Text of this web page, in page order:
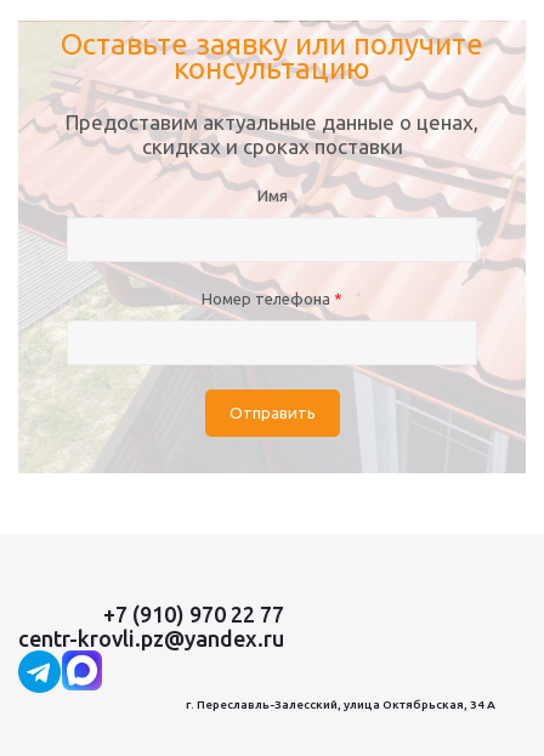
Оставьте заявку или получите
консультацию
Предоставим актуальные данные о ценах,
скидках и сроках поставки
Имя
Номер телефона *
Отправить
+7 (910) 970 22 77
centr-krovli.pz@yandex.ru
г. Переславль-Залесский, улица Октябрьская, 34 А